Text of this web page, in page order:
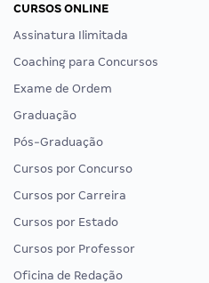
CURSOS ONLINE
Assinatura Ilimitada
Coaching para Concursos
Exame de Ordem
Graduação
Pós-Graduação
Cursos por Concurso
Cursos por Carreira
Cursos por Estado
Cursos por Professor
Oficina de Redação